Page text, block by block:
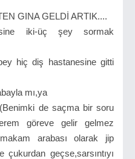
GINA GELDİ ARTIK....
iki-üç şey sormak
hiç diş hastanesine gitti
mı,ya
de saçma bir soru
göreve gelir gelmez
arabası olarak jip
çukurdan geçse,sarsıntıyı